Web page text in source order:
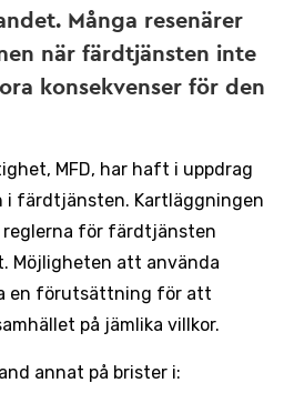
Många resenärer
när färdtjänsten inte
konsekvenser för den
MFD, har haft i uppdrag
färdtjänsten. Kartläggningen
för färdtjänsten
Möjligheten att använda
en förutsättning för att
på jämlika villkor.
annat på brister i: